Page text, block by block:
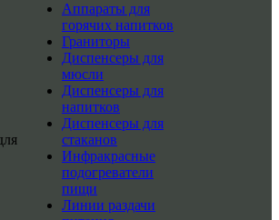
Аппараты для
горячих напитков
Граниторы
Диспенсеры для
мюсли
Диспенсеры для
напитков
Диспенсеры для
стаканов
Инфракрасные
подогреватели
пищи
Линии раздачи